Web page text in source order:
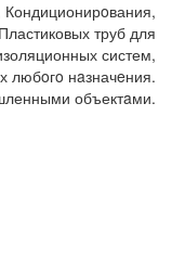
труб для
систем,
любoгo нaзначeния.
объектaми.